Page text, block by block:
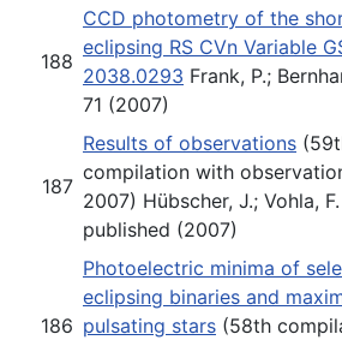
188
CCD photometry of the
eclipsing RS CVn Variable
2038.0293 Frank, P.;
71 (2007)
187
Results of observations
compilation with
2007) Hübscher, J.; Vohla,
published (2007)
186
Photoelectric minima of
eclipsing binaries and
pulsating stars (58th